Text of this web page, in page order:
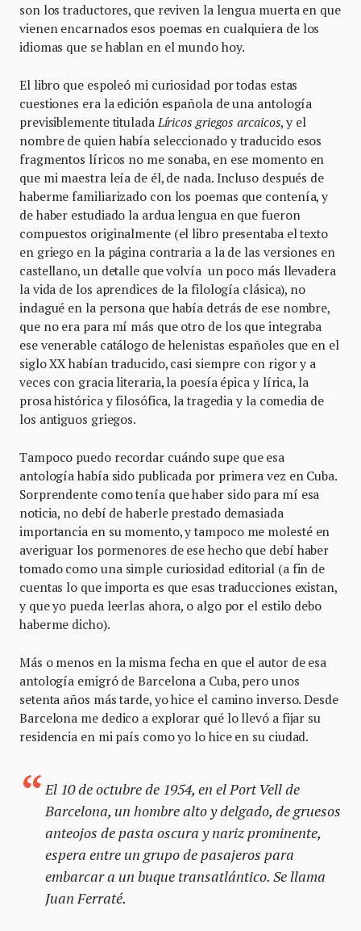
son los traductores, que reviven la lengua muerta en que
vienen encarnados esos poemas en cualquiera de los
idiomas que se hablan en el mundo hoy.
El libro que espoleó mi curiosidad por todas estas
cuestiones era la edición española de una antología
previsiblemente titulada Líricos griegos arcaicos, y el
nombre de quien había seleccionado y traducido esos
fragmentos líricos no me sonaba, en ese momento en
que mi maestra leía de él, de nada. Incluso después de
haberme familiarizado con los poemas que contenía, y
de haber estudiado la ardua lengua en que fueron
compuestos originalmente (el libro presentaba el texto
en griego en la página contraria a la de las versiones en
castellano, un detalle que volvía un poco más llevadera
la vida de los aprendices de la filología clásica), no
indagué en la persona que había detrás de ese nombre,
que no era para mí más que otro de los que integraba
ese venerable catálogo de helenistas españoles que en el
siglo XX habían traducido, casi siempre con rigor y a
veces con gracia literaria, la poesía épica y lírica, la
prosa histórica y filosófica, la tragedia y la comedia de
los antiguos griegos.
Tampoco puedo recordar cuándo supe que esa
antología había sido publicada por primera vez en Cuba.
Sorprendente como tenía que haber sido para mí esa
noticia, no debí de haberle prestado demasiada
importancia en su momento, y tampoco me molesté en
averiguar los pormenores de ese hecho que debí haber
tomado como una simple curiosidad editorial (a fin de
cuentas lo que importa es que esas traducciones existan,
y que yo pueda leerlas ahora, o algo por el estilo debo
haberme dicho).
Más o menos en la misma fecha en que el autor de esa
antología emigró de Barcelona a Cuba, pero unos
setenta años más tarde, yo hice el camino inverso. Desde
Barcelona me dedico a explorar qué lo llevó a fijar su
residencia en mi país como yo lo hice en su ciudad.
El 10 de octubre de 1954, en el Port Vell de
Barcelona, un hombre alto y delgado, de gruesos
anteojos de pasta oscura y nariz prominente,
espera entre un grupo de pasajeros para
embarcar a un buque transatlántico. Se llama
Juan Ferraté.